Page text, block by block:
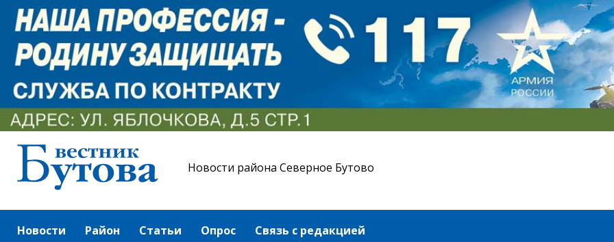
Новости района Северное Бутово
Новости Район Статьи Опрос Связь с редакцией